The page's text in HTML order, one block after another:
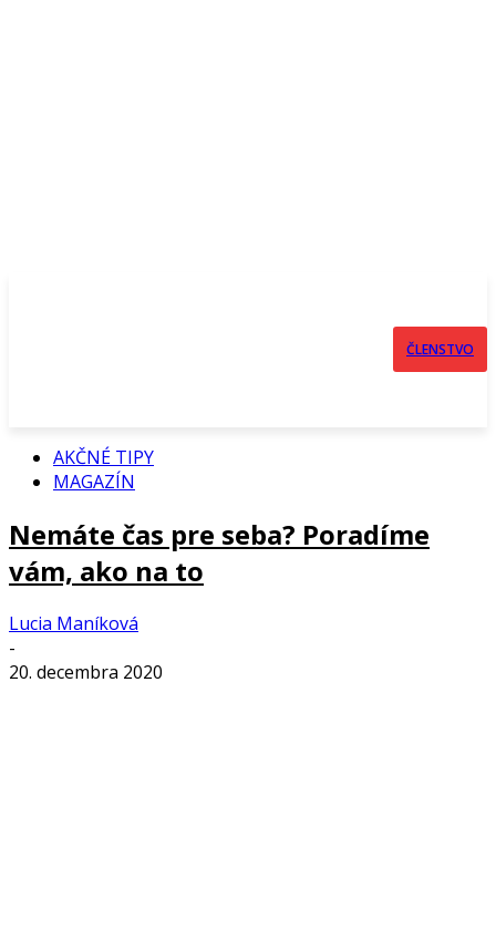
ČLENSTVO
AKČNÉ TIPY
MAGAZÍN
Nemáte čas pre seba? Poradíme
vám, ako na to
Lucia Maníková
-
20. decembra 2020